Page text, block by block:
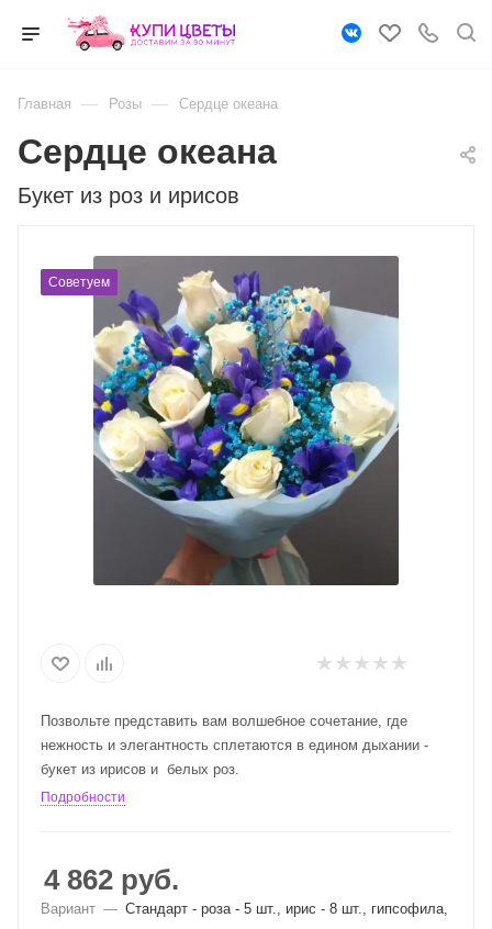
Главная — Розы — Сердце океана
Букет из роз и ирисов
Сердце океана
Советуем
Позвольте представить вам волшебное сочетание, где
нежность и элегантность сплетаются в едином дыхании -
букет из ирисов и белых роз.
Подробности
4 862 руб.
Вариант — Стандарт - роза - 5 шт., ирис - 8 шт., гипсофила,